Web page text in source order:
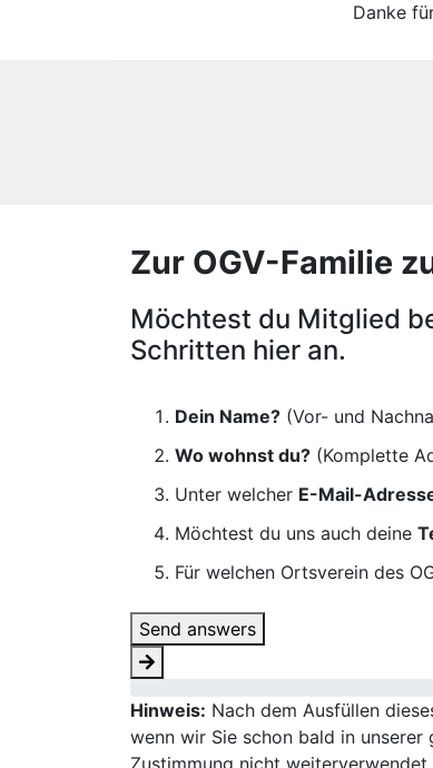
Danke
Zur OGV-Familie
Möchtest du Mitglied
Schritten hier an.
Dein Name? (Vor- und
Wo wohnst du? (Komplette
Unter welcher E-Mail-
Möchtest du uns auch deine
Für welchen Ortsverein des
Send answers
Hinweis: Nach dem Ausfüllen
wenn wir Sie schon bald in